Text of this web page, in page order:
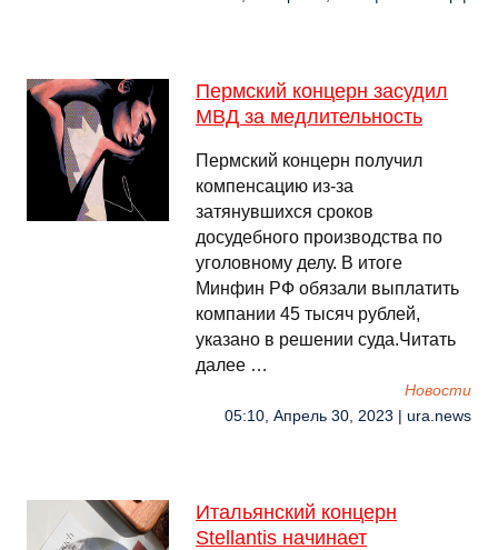
Пермский концерн засудил
МВД за медлительность
Пермский концерн получил
компенсацию из-за
затянувшихся сроков
досудебного производства по
уголовному делу. В итоге
Минфин РФ обязали выплатить
компании 45 тысяч рублей,
указано в решении суда.Читать
далее …
Новости
05:10, Апрель 30, 2023 | ura.news
Итальянский концерн
Stellantis начинает